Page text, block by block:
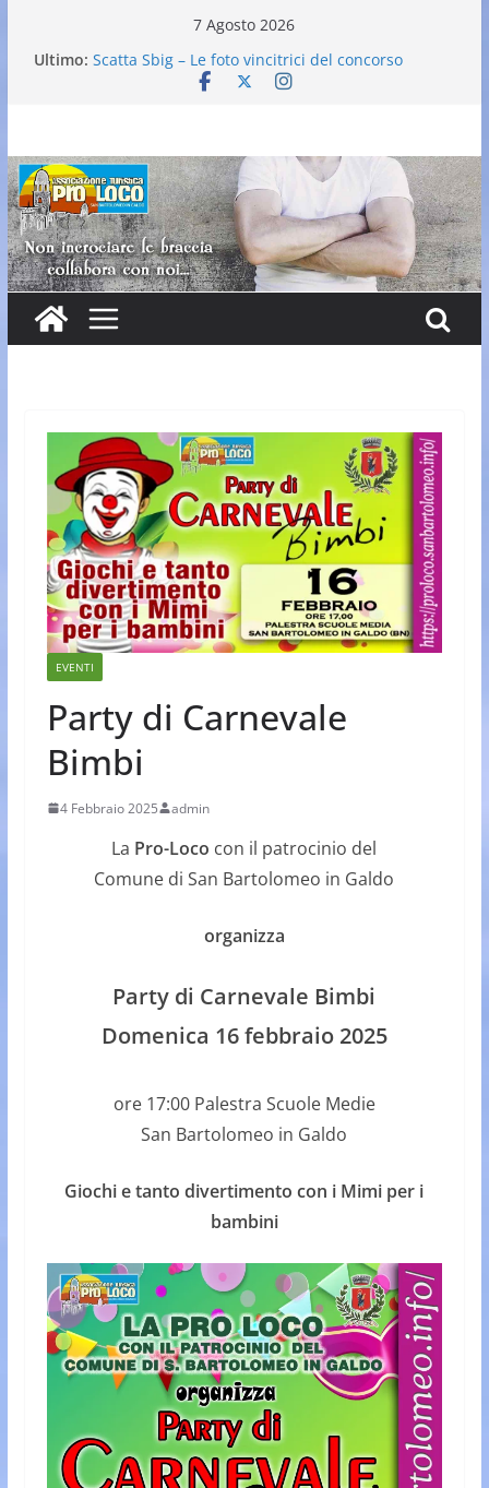
7 Agosto 2026
Ultimo: Scatta Sbig – Le foto vincitrici del concorso
25° Gran Carnevale
Enogastronomico
EVENTI
Party di Carnevale
Bimbi
4 Febbraio 2025 admin
La Pro-Loco con il patrocinio del
Comune di San Bartolomeo in Galdo
organizza
Party di Carnevale Bimbi
Domenica 16 febbraio 2025
ore 17:00 Palestra Scuole Medie
San Bartolomeo in Galdo
Giochi e tanto divertimento con i Mimi per i
bambini